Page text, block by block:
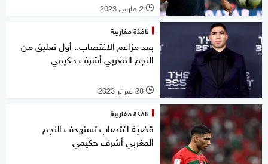
l 2 مارس 2023
نافذة مغاربية
بعد مزاعم الاغتصاب.. أول تعليق من
النجم المغربي أشرف حكيمي
l 28 فبراير 2023
نافذة مغاربية
قضية اغتصاب تستهدف النجم
المغربي أشرف حكيمي